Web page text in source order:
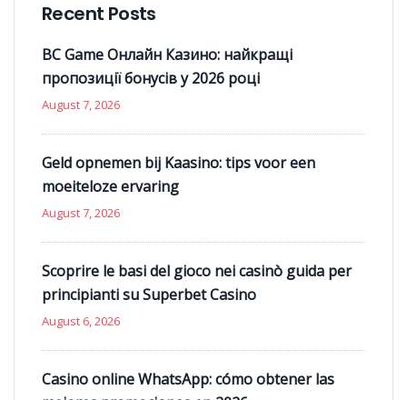
Recent Posts
BC Game Онлайн Казино: найкращі
пропозиції бонусів у 2026 році
August 7, 2026
Geld opnemen bij Kaasino: tips voor een
moeiteloze ervaring
August 7, 2026
Scoprire le basi del gioco nei casinò guida per
principianti su Superbet Casino
August 6, 2026
Casino online WhatsApp: cómo obtener las